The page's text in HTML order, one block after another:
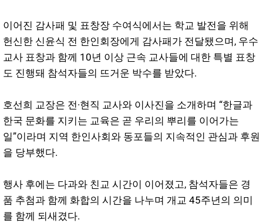
이어진 감사패 및 표창장 수여식에서는 학교 발전을 위해
헌신한 신윤식 전 한인회장에게 감사패가 전달됐으며, 우수
교사 표창과 함께 10년 이상 근속 교사들에 대한 특별 표창
도 진행돼 참석자들의 뜨거운 박수를 받았다.
호선희 교장은 전·현직 교사와 이사진을 소개하며 “한글과
한국 문화를 지키는 교육은 곧 우리의 뿌리를 이어가는
일”이라며 지역 한인사회와 동포들의 지속적인 관심과 후원
을 당부했다.
행사 후에는 다과와 친교 시간이 이어졌고, 참석자들은 경
품 추첨과 함께 화합의 시간을 나누며 개교 45주년의 의미
를 함께 되새겼다.